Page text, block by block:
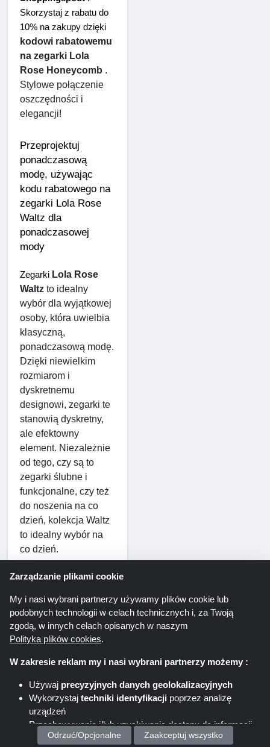
Skorzystaj z rabatu do
kodowi rabatowemu
na zegarki Lola
Rose Honeycomb .
Stylowe połączenie
oszczędności i
elegancji!
Przeprojektuj
ponadczasową
modę, używając
kodu rabatowego na
zegarki Lola Rose
Waltz dla
ponadczasowej
mody
Zegarki Lola Rose
Waltz to idealny
wybór dla wyjątkowej
osoby, która uwielbia
klasyczną,
ponadczasową modę.
Dzięki niewielkim
rozmiarom i
dyskretnemu
designowi, zegarki te
stanowią dyskretny,
ale efektowny
element. Niezależnie
od tego, czy są to
zegarki ślubne i
funkcjonalne, czy też
do noszenia na co
dzień, kolekcja Waltz
to idealny wybór na
co dzień.
Wskazówka
Wykorzystaj
kod
kuponu
na klasyczne
zegarki Lola Rose
skorzystaj z oferty
rabatowej i kup ten
zapierający dech w
piersiach zegarek.
Poczuj luksus dzięki
Zarządzanie plikami cookie
My i nasi wybrani partnerzy używamy plików cookie lub
podobnych technologii w celach technicznych i, za Twoją
zgodą, w innych celach opisanych w naszym
Polityka plików cookies.
W zakresie reklam my i nasi wybrani partnerzy możemy :
Używaj precyzyjnych danych geolokalizacyjnych
Wykorzystaj techniki identyfikacji poprzez analizę
urządzeń
Przechowywanie i/lub uzyskiwanie dostępu do informacji
na urządzeniu
Odrzuć/Opcjonalne Zaakceptuj wszystko